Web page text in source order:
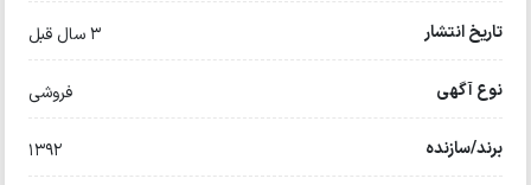
تاریخ انتشار 3 سال قبل
نوع آگهی فروشی
برند/سازنده ۱۳۹۲